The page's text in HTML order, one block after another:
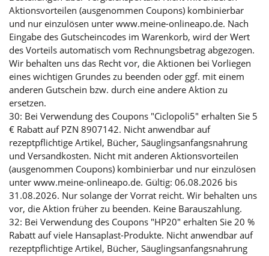
Aktionsvorteilen (ausgenommen Coupons) kombinierbar
und nur einzulösen unter www.meine-onlineapo.de. Nach
Eingabe des Gutscheincodes im Warenkorb, wird der Wert
des Vorteils automatisch vom Rechnungsbetrag abgezogen.
Wir behalten uns das Recht vor, die Aktionen bei Vorliegen
eines wichtigen Grundes zu beenden oder ggf. mit einem
anderen Gutschein bzw. durch eine andere Aktion zu
ersetzen.
30: Bei Verwendung des Coupons "Ciclopoli5" erhalten Sie 5
€ Rabatt auf PZN 8907142. Nicht anwendbar auf
rezeptpflichtige Artikel, Bücher, Säuglingsanfangsnahrung
und Versandkosten. Nicht mit anderen Aktionsvorteilen
(ausgenommen Coupons) kombinierbar und nur einzulösen
unter www.meine-onlineapo.de. Gültig: 06.08.2026 bis
31.08.2026. Nur solange der Vorrat reicht. Wir behalten uns
vor, die Aktion früher zu beenden. Keine Barauszahlung.
32: Bei Verwendung des Coupons "HP20" erhalten Sie 20 %
Rabatt auf viele Hansaplast-Produkte. Nicht anwendbar auf
rezeptpflichtige Artikel, Bücher, Säuglingsanfangsnahrung